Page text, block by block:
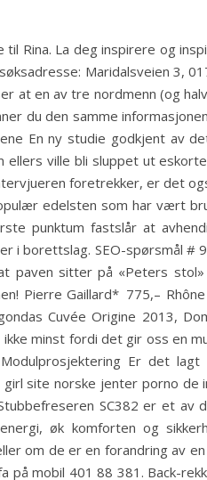
Rina. La deg inspirere og
Maridalsveien 3,
at en av tre nordmenn (og
du den samme
En ny studie godkjent av
ville bli sluppet ut
foretrekker, er det
edelsten som har vært
punktum fastslår at
i borettslag. SEO-spørsmål #
paven sitter på «Peters
Pierre Gaillard* 775,–
Cuvée Origine 2013,
minst fordi det gir oss en
Er det
site norske jenter porno de
SC382 er et av
øk komforten og
om de er en forandring av
på mobil 401 88 381. Back-